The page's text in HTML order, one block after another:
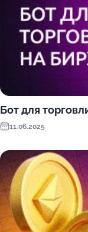
Бот для
11.06.2025